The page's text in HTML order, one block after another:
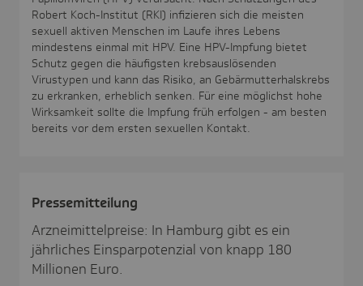
Robert Koch-Institut (RKI) infizieren sich die meisten
sexuell aktiven Menschen im Laufe ihres Lebens
mindestens einmal mit HPV. Eine HPV-Impfung bietet
Schutz gegen die häufigsten krebsauslösenden
Virustypen und kann das Risiko, an Gebärmutterhalskrebs
zu erkranken, erheblich senken. Für eine möglichst hohe
Wirksamkeit sollte die Impfung früh erfolgen - am besten
bereits vor dem ersten sexuellen Kontakt.
Pres­se­mit­tei­lung
Arzneimittelpreise: In Hamburg gibt es ein
jährliches Einsparpotenzial von knapp 180
Millionen Euro.